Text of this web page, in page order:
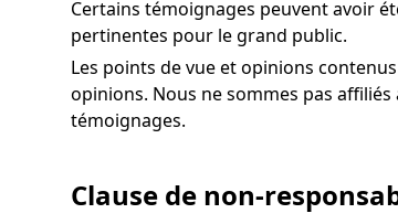
Certains témoignages peuvent avoir
pertinentes pour le grand public.
Les points de vue et opinions
opinions. Nous ne sommes pas
témoignages.
Clause de non-